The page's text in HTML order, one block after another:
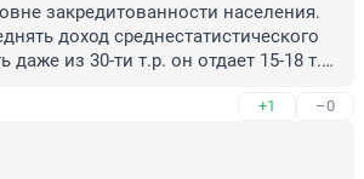
закредитованности населения.
доход среднестатистического
из 30-ти т.р. он отдает 15-18 т.р.
то получается примерно 5,5 т.р.
Пугающие цифры, не правда ли?
+1 –0